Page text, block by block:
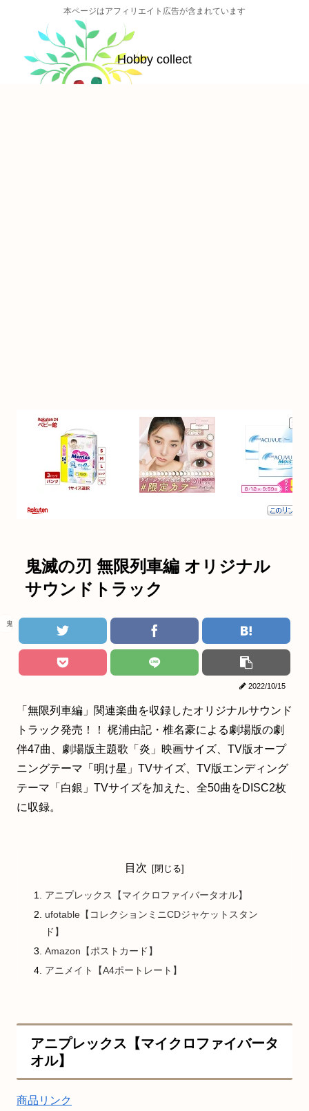
本ページはアフィリエイト広告が含まれています
Hobby collect
鬼滅の刃 無限列車編 オリジナル
サウンドトラック
鬼滅の刃
2022/10/15
「無限列車編」関連楽曲を収録したオリジナルサウンド
トラック発売！！ 梶浦由記・椎名豪による劇場版の劇
伴47曲、劇場版主題歌「炎」映画サイズ、TV版オープ
ニングテーマ「明け星」TVサイズ、TV版エンディング
テーマ「白銀」TVサイズを加えた、全50曲をDISC2枚
に収録。
目次
アニプレックス【マイクロファイバータオル】
ufotable【コレクションミニCDジャケットスタン
ド】
Amazon【ポストカード】
アニメイト【A4ポートレート】
アニプレックス【マイクロファイバータ
オル】
商品リンク